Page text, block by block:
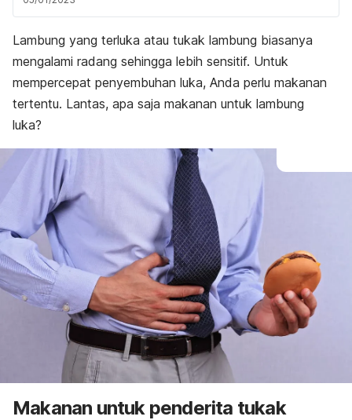
Lambung yang terluka atau tukak lambung biasanya
mengalami radang sehingga lebih sensitif. Untuk
mempercepat penyembuhan luka, Anda perlu makanan
tertentu. Lantas, apa saja makanan untuk lambung
luka?
Makanan untuk penderita tukak